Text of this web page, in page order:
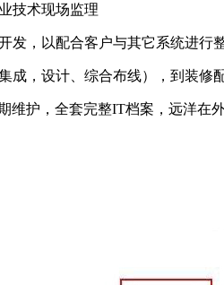
技术现场监理
发，以配合客户与其它系统进行
成，设计、综合布线），到装修
维护，全套完整IT档案，远洋